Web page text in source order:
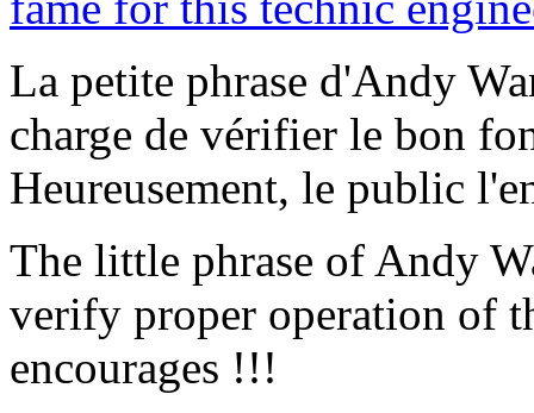
La petite phrase d'Andy
charge de vérifier le bon
Heureusement, le public
The little phrase of Andy
verify proper operation of
encourages !!!